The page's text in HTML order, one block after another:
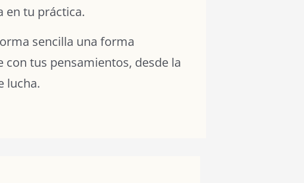
en tu práctica.
sencilla una forma
tus pensamientos, desde la
lucha.